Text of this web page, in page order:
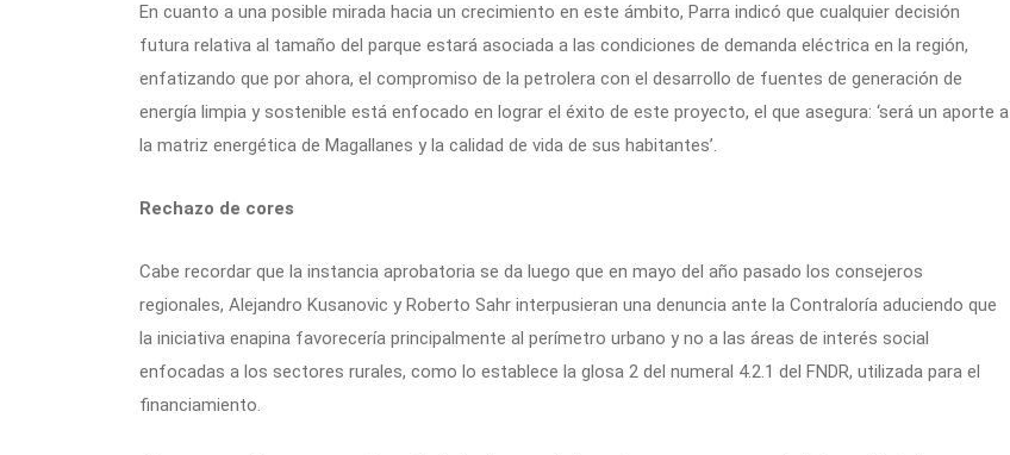
En cuanto a una posible mirada hacia un crecimiento en este ámbito, Parra indicó que cualquier decisión
futura relativa al tamaño del parque estará asociada a las condiciones de demanda eléctrica en la región,
enfatizando que por ahora, el compromiso de la petrolera con el desarrollo de fuentes de generación de
energía limpia y sostenible está enfocado en lograr el éxito de este proyecto, el que asegura: ‘será un aporte a
la matriz energética de Magallanes y la calidad de vida de sus habitantes’.
Rechazo de cores
Cabe recordar que la instancia aprobatoria se da luego que en mayo del año pasado los consejeros
regionales, Alejandro Kusanovic y Roberto Sahr interpusieran una denuncia ante la Contraloría aduciendo que
la iniciativa enapina favorecería principalmente al perímetro urbano y no a las áreas de interés social
enfocadas a los sectores rurales, como lo establece la glosa 2 del numeral 4.2.1 del FNDR, utilizada para el
financiamiento.